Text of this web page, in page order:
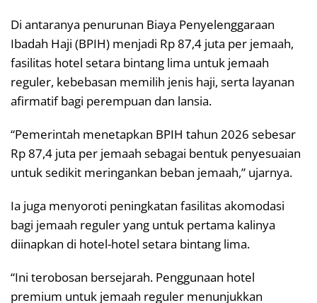
Di antaranya penurunan Biaya Penyelenggaraan
Ibadah Haji (BPIH) menjadi Rp 87,4 juta per jemaah,
fasilitas hotel setara bintang lima untuk jemaah
reguler, kebebasan memilih jenis haji, serta layanan
afirmatif bagi perempuan dan lansia.
“Pemerintah menetapkan BPIH tahun 2026 sebesar
Rp 87,4 juta per jemaah sebagai bentuk penyesuaian
untuk sedikit meringankan beban jemaah,” ujarnya.
Ia juga menyoroti peningkatan fasilitas akomodasi
bagi jemaah reguler yang untuk pertama kalinya
diinapkan di hotel-hotel setara bintang lima.
“Ini terobosan bersejarah. Penggunaan hotel
premium untuk jemaah reguler menunjukkan